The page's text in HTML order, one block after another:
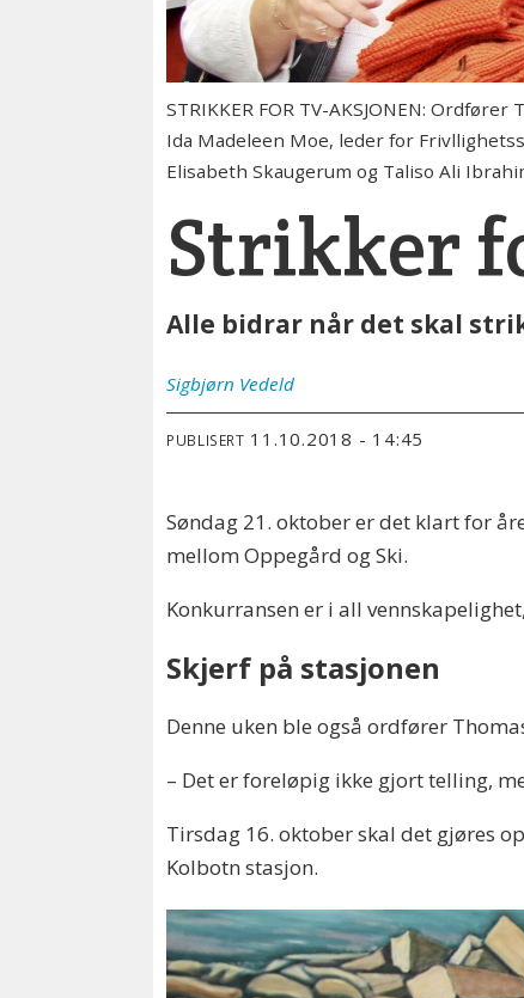
STRIKKER FOR TV-AKSJONEN:
Ida Madeleen Moe, leder for
Elisabeth Skaugerum og Taliso Ali
Strikker
Alle bidrar når det skal
Sigbjørn Vedeld
PUBLISERT 11.10.2018 - 14:45
Søndag 21. oktober er det klart for
mellom Oppegård og Ski.
Konkurransen er i all
Skjerf på stasjonen
Denne uken ble også ordfører
– Det er foreløpig ikke gjort telling,
Tirsdag 16. oktober skal det gjøres
Kolbotn stasjon.